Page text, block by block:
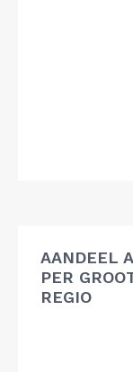
AANDEEL
PER
REGIO